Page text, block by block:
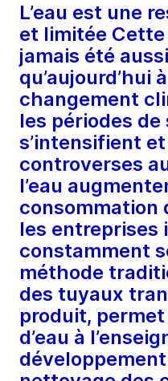
L’eau est une
et limitée Cette
jamais été
qu’aujourd’hui
changement
les périodes
s’intensifient
controverses
l’eau
consommation
les entreprises
constamment
méthode
des tuyaux
produit,
d’eau à